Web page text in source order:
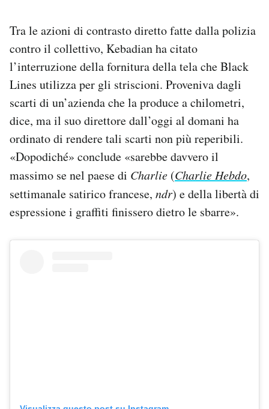
Tra le azioni di contrasto diretto fatte dalla polizia
contro il collettivo, Kebadian ha citato
l’interruzione della fornitura della tela che Black
Lines utilizza per gli striscioni. Proveniva dagli
scarti di un’azienda che la produce a chilometri,
dice, ma il suo direttore dall’oggi al domani ha
ordinato di rendere tali scarti non più reperibili.
«Dopodiché» conclude «sarebbe davvero il
massimo se nel paese di Charlie (Charlie Hebdo,
settimanale satirico francese, ndr) e della libertà di
espressione i graffiti finissero dietro le sbarre».